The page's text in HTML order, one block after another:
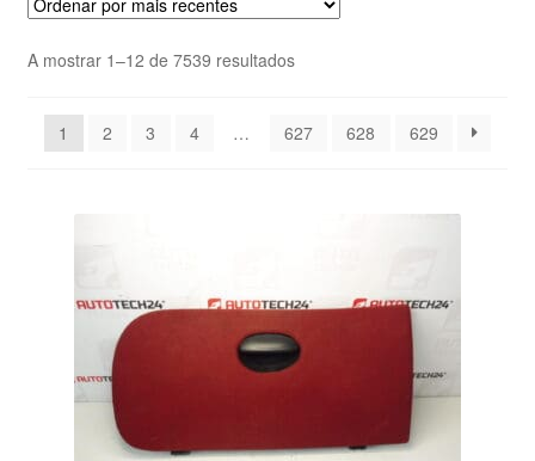
Política de Privacidade
Reclamações
Transporte
A mostrar 1–12 de 7539 resultadosOrdenado
recentes
1 2 3 4 … 627 628 629